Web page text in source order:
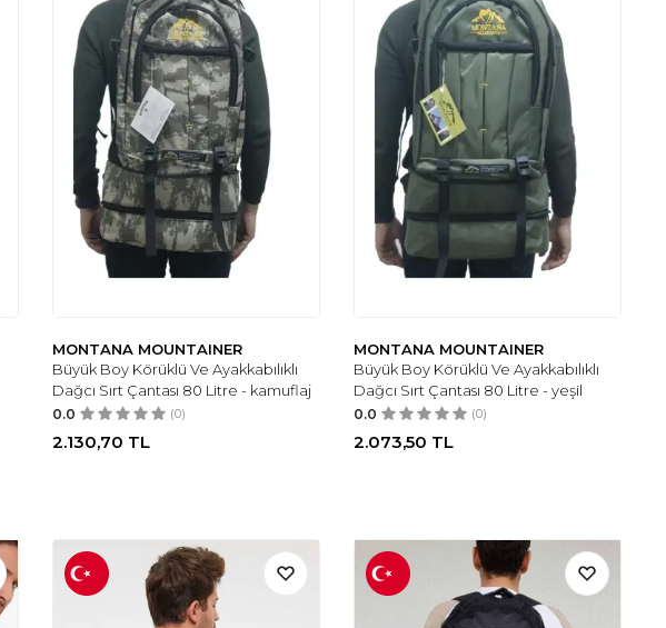
MONTANA MOUNTAINER
Büyük Boy Körüklü Ve Ayakkabılıklı
Dağcı Sırt Çantası 80 Litre - kamuflaj
0.0 (0)
2.130,70 TL
MONTANA MOUNTAINER
Büyük Boy Körüklü Ve Ayakkabılıklı
Dağcı Sırt Çantası 80 Litre - yeşil
0.0 (0)
2.073,50 TL